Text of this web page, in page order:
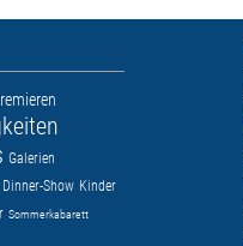
Galerien
Dinner-Show Kinder
Sommerkabarett